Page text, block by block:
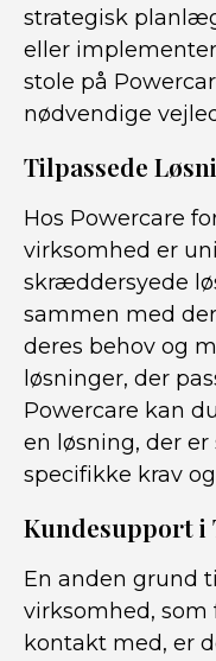
strategisk
eller
stole på
nødvendige
Tilpassede
Hos Powercare
virksomhed er
skræddersyede
sammen med
deres behov og
løsninger, der
Powercare kan
en løsning, der
specifikke krav
Kundesupport i
En anden grund
virksomhed,
kontakt med, er